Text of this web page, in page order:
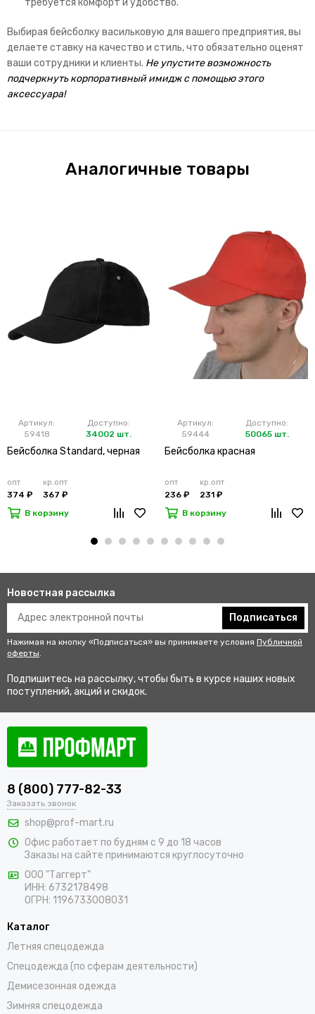
требуется комфорт и удобство.
Выбирая бейсболку васильковую для вашего предприятия, вы
делаете ставку на качество и стиль, что обязательно оценят
ваши сотрудники и клиенты. Не упустите возможность
подчеркнуть корпоративный имидж с помощью этого
аксессуара!
Аналогичные товары
Артикул:
59418
Доступно:
34002 шт.
Бейсболка Standard, черная
опт
374 ₽
кр.опт
367 ₽
В корзину
Артикул:
59444
Доступно:
50065 шт.
Бейсболка красная
опт
236 ₽
кр.опт
231 ₽
В корзину
Новостная рассылка
Подписаться
Нажимая на кнопку «Подписаться» вы принимаете условия Публичной
оферты.
Подпишитесь на рассылку, чтобы быть в курсе наших новых
поступлений, акций и скидок.
8 (800) 777-82-33
Заказать звонок
shop@prof-mart.ru
Офис работает по будням с 9 до 18 часов
Заказы на сайте принимаются круглосуточно
ООО "Таггерт"
ИНН: 6732178498
ОГРН: 1196733008031
Каталог
Летняя спецодежда
Спецодежда (по сферам деятельности)
Демисезонная одежда
Зимняя спецодежда